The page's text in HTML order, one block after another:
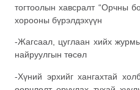
тогтоолын хавсралт “Орчны
хорооны бүрэлдэхүүн
-Жагсаал, цуглаан хийх
найруулгын төсөл
-Хүний эрхийг хангахтай